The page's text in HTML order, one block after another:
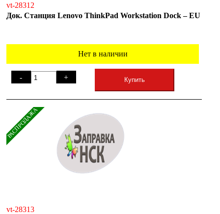
vt-28312
Док. Станция Lenovo ThinkPad Workstation Dock – EU
Нет в наличии
- + Купить
РАСПРОДАЖА
vt-28313